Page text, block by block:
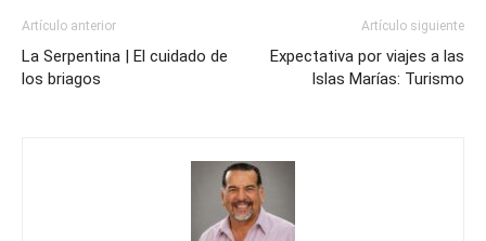
Artículo anterior
La Serpentina | El cuidado de
los briagos
Artículo siguiente
Expectativa por viajes a las
Islas Marías: Turismo